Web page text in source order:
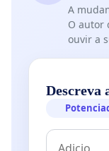
A
O autor
ouvir a
Descreva